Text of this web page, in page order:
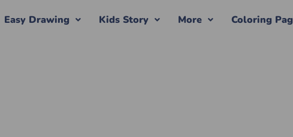
Easy Drawing Kids Story More Coloring